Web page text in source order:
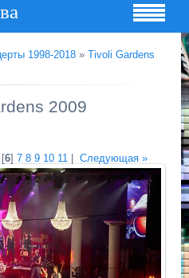
1998-2018 » Tivoli Gardens
2009
[6] 7 8 9 10 11 Следующая »